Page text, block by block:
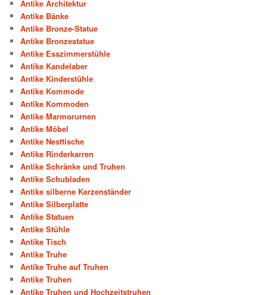
Antike Architektur
Antike Bänke
Antike Bronze-Statue
Antike Bronzestatue
Antike Esszimmerstühle
Antike Kandelaber
Antike Kinderstühle
Antike Kommode
Antike Kommoden
Antike Marmorurnen
Antike Möbel
Antike Nesttische
Antike Rinderkarren
Antike Schränke und Truhen
Antike Schubladen
Antike silberne Kerzenständer
Antike Silberplatte
Antike Statuen
Antike Stühle
Antike Tisch
Antike Truhe
Antike Truhe auf Truhen
Antike Truhen
Antike Truhen und Hochzeitstruhen